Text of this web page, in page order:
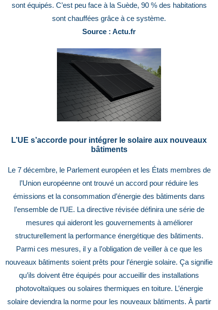
sont équipés. C’est peu face à la Suède, 90 % des habitations
sont chauffées grâce à ce système.
Source : Actu.fr
L’UE s’accorde pour intégrer le solaire aux nouveaux
bâtiments
Le 7 décembre, le Parlement européen et les États membres de
l’Union européenne ont trouvé un accord pour réduire les
émissions et la consommation d’énergie des bâtiments dans
l’ensemble de l’UE. La directive révisée définira une série de
mesures qui aideront les gouvernements à améliorer
structurellement la performance énergétique des bâtiments.
Parmi ces mesures, il y a l’obligation de veiller à ce que les
nouveaux bâtiments soient prêts pour l’énergie solaire. Ça signifie
qu’ils doivent être équipés pour accueillir des installations
photovoltaïques ou solaires thermiques en toiture. L’énergie
solaire deviendra la norme pour les nouveaux bâtiments. À partir